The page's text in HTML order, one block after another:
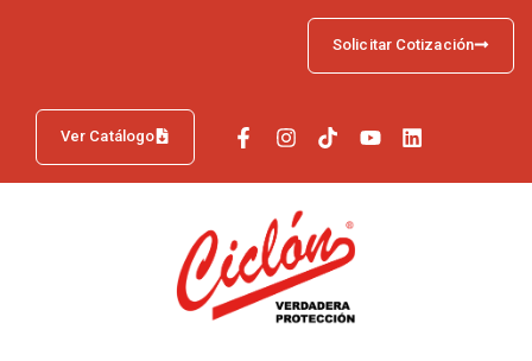
Ver Catálogo
Solicitar Cotización